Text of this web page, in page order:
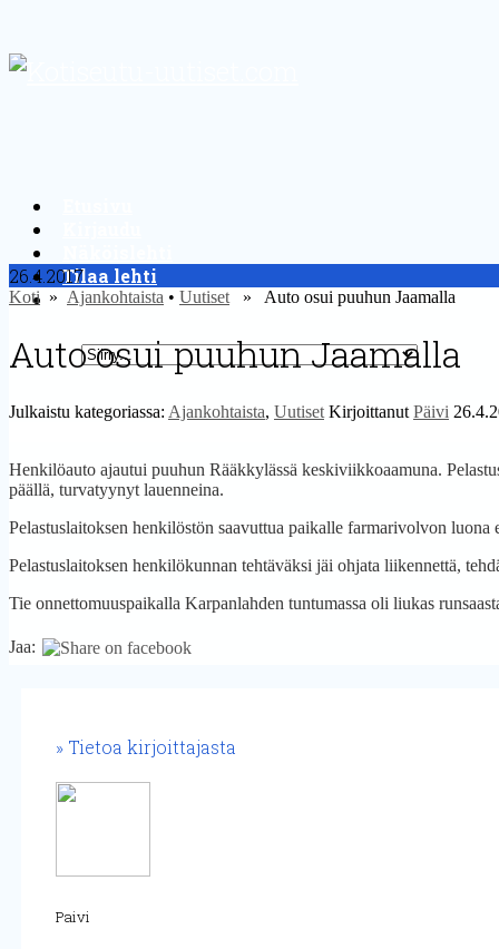
Tilaa lehti
Yhteystiedot
26.4.2017
Koti » Ajankohtaista • Uutiset » Auto osui puuhun Jaamalla
Auto osui puuhun Jaamalla
Julkaistu kategoriassa: Ajankohtaista, Uutiset Kirjoittanut Päivi
Henkilöauto ajautui puuhun Rääkkylässä keskiviikkoaamuna.
päällä, turvatyynyt lauenneina.
Pelastuslaitoksen henkilöstön saavuttua paikalle farmarivolvon
Pelastuslaitoksen henkilökunnan tehtäväksi jäi ohjata liikennettä,
Tie onnettomuuspaikalla Karpanlahden tuntumassa oli liukas
Jaa:
Tietoa kirjoittajasta
Paivi